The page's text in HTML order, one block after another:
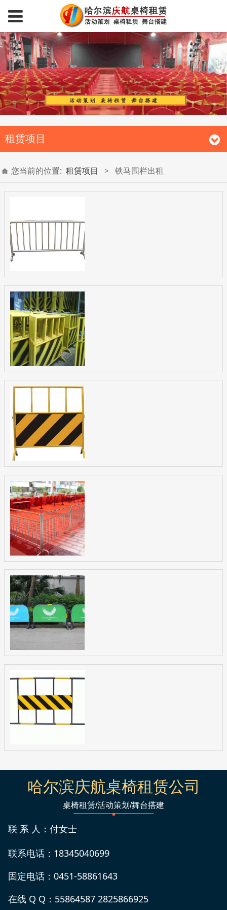
租赁项目
您当前的位置: 租赁项目 > 铁马围栏出租
哈尔滨庆航桌椅租赁公司
桌椅租赁/活动策划/舞台搭建
联 系 人：付女士
联系电话：18345040699
固定电话：0451-58861643
在线 Q Q：55864587 2825866925